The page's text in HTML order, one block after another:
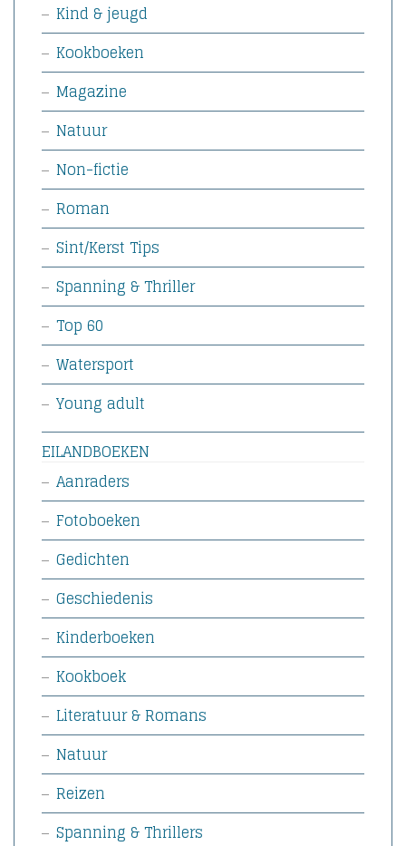
Kind & jeugd
Kookboeken
Magazine
Natuur
Non-fictie
Roman
Sint/Kerst Tips
Spanning & Thriller
Top 60
Watersport
Young adult
EILANDBOEKEN
Aanraders
Fotoboeken
Gedichten
Geschiedenis
Kinderboeken
Kookboek
Literatuur & Romans
Natuur
Reizen
Spanning & Thrillers